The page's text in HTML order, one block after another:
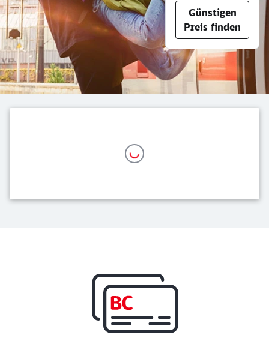
Günstigen
Preis finden